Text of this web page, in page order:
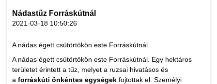
Nádastűz Forráskútnál
2021-03-18 10:50:26
A nádas égett csütörtökön este Forráskútnál.
A nádas égett csütörtökön este Forráskútnál. Egy hektáros
területet érintett a tűz, melyet a ruzsai hivatásos és
a forráskúti önkéntes egységek fojtottak el. Személyi